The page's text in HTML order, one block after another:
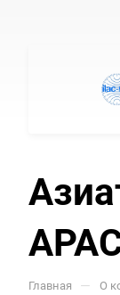
Главная — О